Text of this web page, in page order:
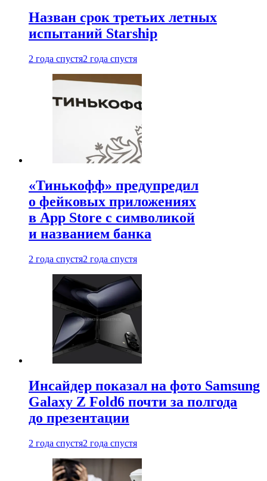
Назван срок третьих летных
испытаний Starship
2 года спустя2 года спустя
«Тинькофф» предупредил
о фейковых приложениях
в App Store с символикой
и названием банка
2 года спустя2 года спустя
Инсайдер показал на фото Samsung
Galaxy Z Fold6 почти за полгода
до презентации
2 года спустя2 года спустя